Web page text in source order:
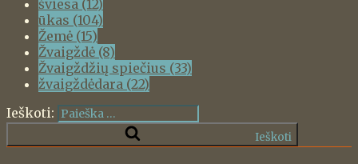
šviesa (12)
ūkas (104)
Žemė (15)
Žvaigždė (8)
Žvaigždžių spiečius (33)
žvaigždėdara (22)
Ieškoti:
Ieškoti